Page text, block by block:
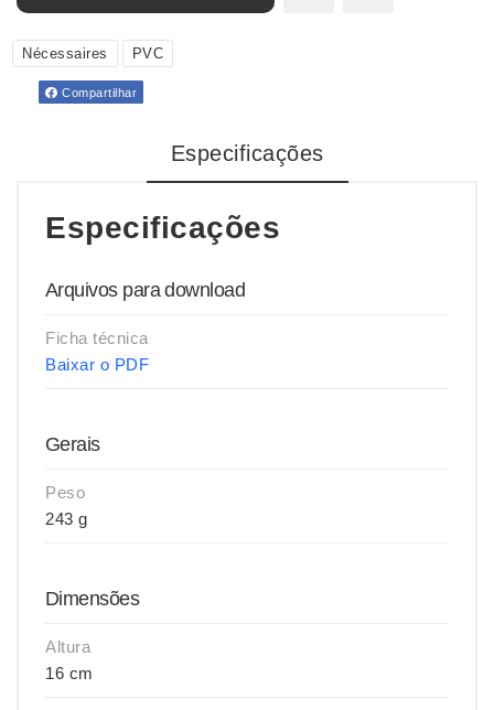
Nécessaires PVC
Compartilhar
Especificações
Especificações
Arquivos para download
Ficha técnica
Baixar o PDF
Gerais
Peso
243 g
Dimensões
Altura
16 cm